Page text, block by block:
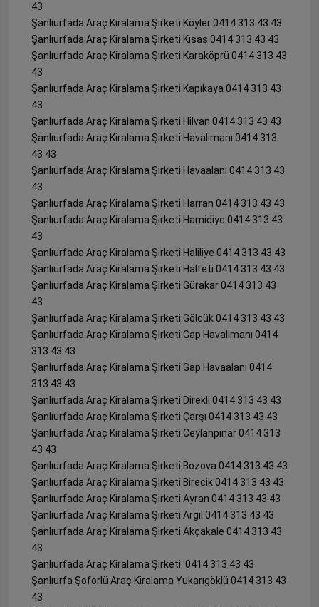
43
Şanlıurfada Araç Kiralama Şirketi Köyler 0414 313 43 43
Şanlıurfada Araç Kiralama Şirketi Kısas 0414 313 43 43
Şanlıurfada Araç Kiralama Şirketi Karaköprü 0414 313 43
43
Şanlıurfada Araç Kiralama Şirketi Kapıkaya 0414 313 43
43
Şanlıurfada Araç Kiralama Şirketi Hilvan 0414 313 43 43
Şanlıurfada Araç Kiralama Şirketi Havalimanı 0414 313
43 43
Şanlıurfada Araç Kiralama Şirketi Havaalanı 0414 313 43
43
Şanlıurfada Araç Kiralama Şirketi Harran 0414 313 43 43
Şanlıurfada Araç Kiralama Şirketi Hamidiye 0414 313 43
43
Şanlıurfada Araç Kiralama Şirketi Haliliye 0414 313 43 43
Şanlıurfada Araç Kiralama Şirketi Halfeti 0414 313 43 43
Şanlıurfada Araç Kiralama Şirketi Gürakar 0414 313 43
43
Şanlıurfada Araç Kiralama Şirketi Gölcük 0414 313 43 43
Şanlıurfada Araç Kiralama Şirketi Gap Havalimanı 0414
313 43 43
Şanlıurfada Araç Kiralama Şirketi Gap Havaalanı 0414
313 43 43
Şanlıurfada Araç Kiralama Şirketi Direkli 0414 313 43 43
Şanlıurfada Araç Kiralama Şirketi Çarşı 0414 313 43 43
Şanlıurfada Araç Kiralama Şirketi Ceylanpınar 0414 313
43 43
Şanlıurfada Araç Kiralama Şirketi Bozova 0414 313 43 43
Şanlıurfada Araç Kiralama Şirketi Birecik 0414 313 43 43
Şanlıurfada Araç Kiralama Şirketi Ayran 0414 313 43 43
Şanlıurfada Araç Kiralama Şirketi Argıl 0414 313 43 43
Şanlıurfada Araç Kiralama Şirketi Akçakale 0414 313 43
43
Şanlıurfada Araç Kiralama Şirketi 0414 313 43 43
Şanlıurfa Şoförlü Araç Kiralama Yukarıgöklü 0414 313 43
43